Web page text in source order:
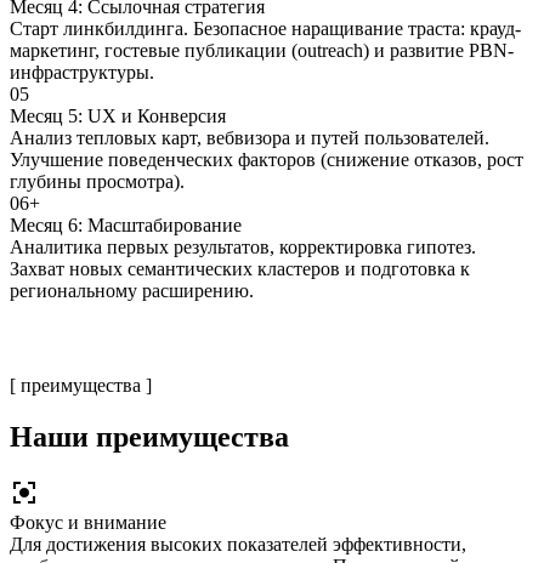
Месяц 4: Ссылочная стратегия
Старт линкбилдинга. Безопасное наращивание траста: крауд-
маркетинг, гостевые публикации (outreach) и развитие PBN-
инфраструктуры.
05
Месяц 5: UX и Конверсия
Анализ тепловых карт, вебвизора и путей пользователей.
Улучшение поведенческих факторов (снижение отказов, рост
глубины просмотра).
06+
Месяц 6: Масштабирование
Аналитика первых результатов, корректировка гипотез.
Захват новых семантических кластеров и подготовка к
региональному расширению.
[ преимущества ]
Наши преимущества
Фокус и внимание
Для достижения высоких показателей эффективности,